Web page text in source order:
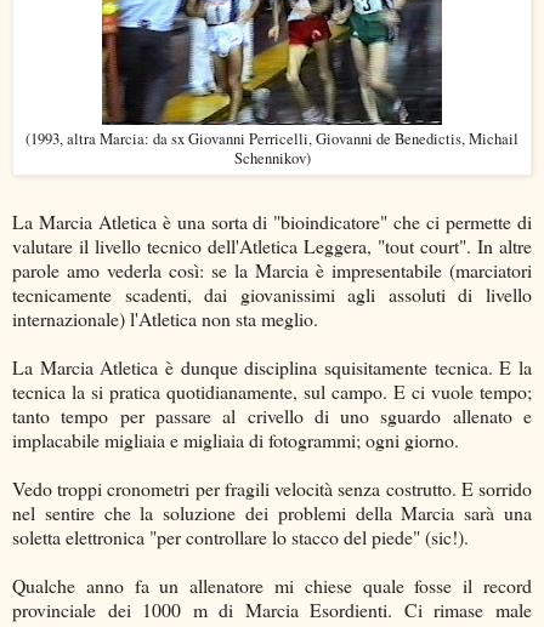
(1993, altra Marcia: da sx Giovanni Perricelli, Giovanni de Benedictis, Michail
Schennikov)
La Marcia Atletica è una sorta di "bioindicatore" che ci permette di
valutare il livello tecnico dell'Atletica Leggera, "tout court". In altre
parole amo vederla così: se la Marcia è impresentabile (marciatori
tecnicamente scadenti, dai giovanissimi agli assoluti di livello
internazionale) l'Atletica non sta meglio.
La Marcia Atletica è dunque disciplina squisitamente tecnica. E la
tecnica la si pratica quotidianamente, sul campo. E ci vuole tempo;
tanto tempo per passare al crivello di uno sguardo allenato e
implacabile migliaia e migliaia di fotogrammi; ogni giorno.
Vedo troppi cronometri per fragili velocità senza costrutto. E sorrido
nel sentire che la soluzione dei problemi della Marcia sarà una
soletta elettronica "per controllare lo stacco del piede" (sic!).
Qualche anno fa un allenatore mi chiese quale fosse il record
provinciale dei 1000 m di Marcia Esordienti. Ci rimase male